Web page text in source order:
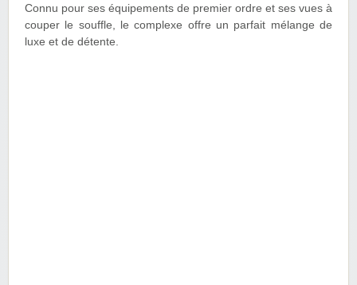
Connu pour ses équipements de premier ordre et ses vues à
couper le souffle, le complexe offre un parfait mélange de
luxe et de détente.